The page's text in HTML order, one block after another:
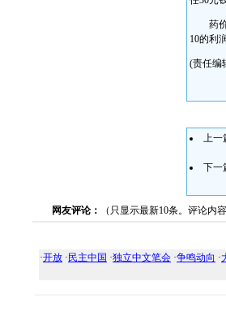
药价
10的利润
(责任编
上一
下一
网友评论： （只显示最新10条。评论内
·开放 · 民主中国 ·独立中文笔会 ·争鸣动向 ·